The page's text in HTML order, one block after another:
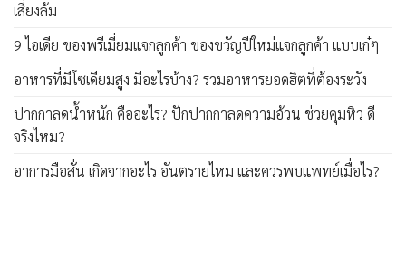
เสี่ยงล้ม
9 ไอเดีย ของพรีเมี่ยมแจกลูกค้า ของขวัญปีใหม่แจกลูกค้า แบบเก๋ๆ
อาหารที่มีโซเดียมสูง มีอะไรบ้าง? รวมอาหารยอดฮิตที่ต้องระวัง
ปากกาลดน้ำหนัก คืออะไร? ปักปากกาลดความอ้วน ช่วยคุมหิว ดี
จริงไหม?
อาการมือสั่น เกิดจากอะไร อันตรายไหม และควรพบแพทย์เมื่อไร?